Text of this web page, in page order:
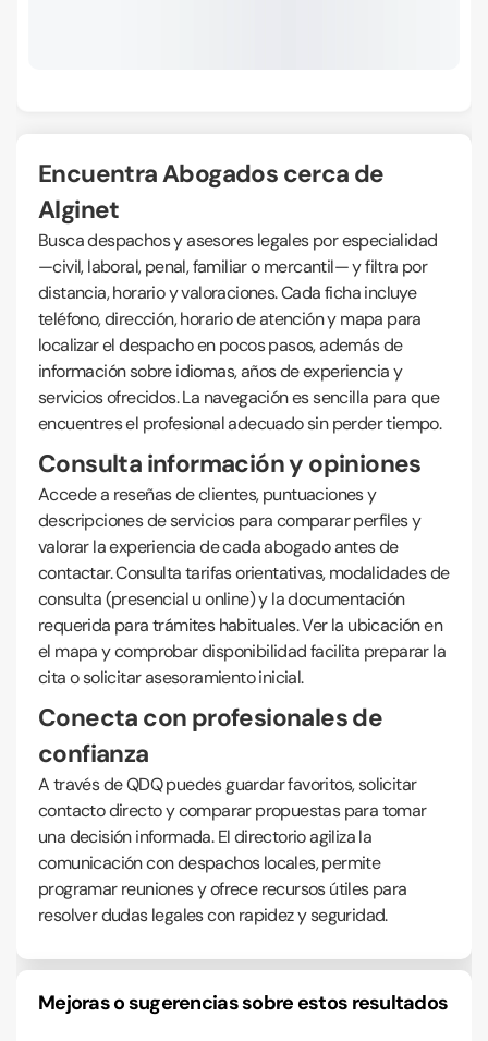
Encuentra Abogados cerca de
Alginet
Busca despachos y asesores legales por especialidad
—civil, laboral, penal, familiar o mercantil— y filtra por
distancia, horario y valoraciones. Cada ficha incluye
teléfono, dirección, horario de atención y mapa para
localizar el despacho en pocos pasos, además de
información sobre idiomas, años de experiencia y
servicios ofrecidos. La navegación es sencilla para que
encuentres el profesional adecuado sin perder tiempo.
Consulta información y opiniones
Accede a reseñas de clientes, puntuaciones y
descripciones de servicios para comparar perfiles y
valorar la experiencia de cada abogado antes de
contactar. Consulta tarifas orientativas, modalidades de
consulta (presencial u online) y la documentación
requerida para trámites habituales. Ver la ubicación en
el mapa y comprobar disponibilidad facilita preparar la
cita o solicitar asesoramiento inicial.
Conecta con profesionales de
confianza
A través de QDQ puedes guardar favoritos, solicitar
contacto directo y comparar propuestas para tomar
una decisión informada. El directorio agiliza la
comunicación con despachos locales, permite
programar reuniones y ofrece recursos útiles para
resolver dudas legales con rapidez y seguridad.
Mejoras o sugerencias sobre estos resultados